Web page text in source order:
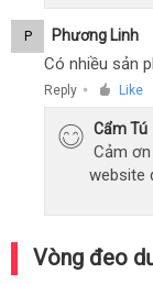
P Phương Linh
Có nhiều sản
Reply ● Like
Cẩm Tú
Cảm
website
Vòng đeo